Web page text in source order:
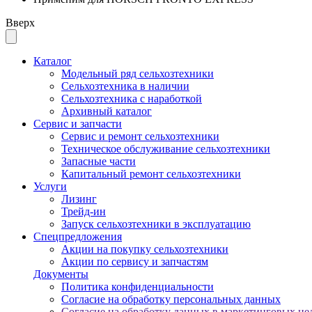
Вверх
Каталог
Модельный ряд сельхозтехники
Сельхозтехника в наличии
Сельхозтехника с наработкой
Архивный каталог
Сервис и запчасти
Сервис и ремонт сельхозтехники
Техническое обслуживание сельхозтехники
Запасные части
Капитальный ремонт сельхозтехники
Услуги
Лизинг
Трейд-ин
Запуск сельхозтехники в эксплуатацию
Спецпредложения
Акции на покупку сельхозтехники
Акции по сервису и запчастям
Документы
Политика конфиденциальности
Согласие на обработку персональных данных